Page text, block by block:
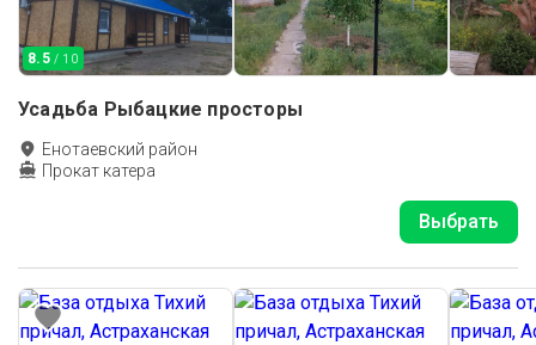
8.5 / 10
Усадьба Рыбацкие просторы
Енотаевский район
Прокат катера
Выбрать